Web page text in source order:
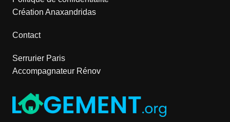
Création Anaxandridas
Contact
Serrurier Paris
Accompagnateur Rénov